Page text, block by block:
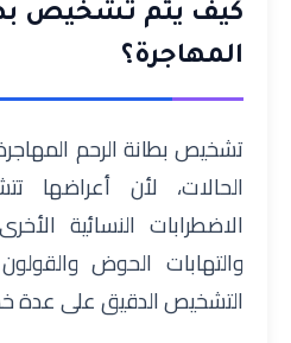
كيف يتم تشخيص
المهاجرة؟
تشخيص بطانة الرحم
الحالات، لأن أعراضها
الاضطرابات النسائية
والتهابات الحوض
التشخيص الدقيق على عدة